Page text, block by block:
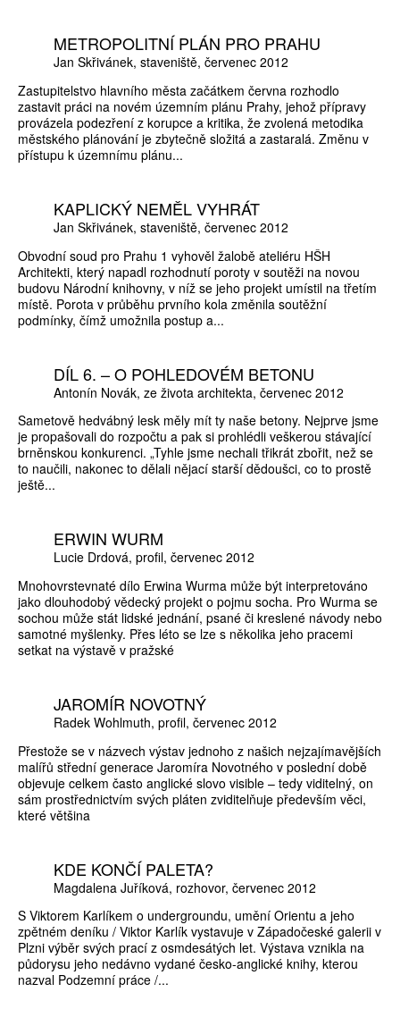
METROPOLITNÍ PLÁN PRO PRAHU
Jan Skřivánek staveniště červenec 2012
Zastupitelstvo hlavního města začátkem června rozhodlo
zastavit práci na novém územním plánu Prahy, jehož přípravy
provázela podezření z korupce a kritika, že zvolená metodika
městského plánování je zbytečně složitá a zastaralá. Změnu v
přístupu k územnímu plánu...
KAPLICKÝ NEMĚL VYHRÁT
Jan Skřivánek staveniště červenec 2012
Obvodní soud pro Prahu 1 vyhověl žalobě ateliéru HŠH
Architekti, který napadl rozhodnutí poroty v soutěži na novou
budovu Národní knihovny, v níž se jeho projekt umístil na třetím
místě. Porota v průběhu prvního kola změnila soutěžní
podmínky, čímž umožnila postup a...
DÍL 6. – O POHLEDOVÉM BETONU
Antonín Novák ze života architekta červenec 2012
Sametově hedvábný lesk měly mít ty naše betony. Nejprve jsme
je propašovali do rozpočtu a pak si prohlédli veškerou stávající
brněnskou konkurenci. „Tyhle jsme nechali třikrát zbořit, než se
to naučili, nakonec to dělali nějací starší dědoušci, co to prostě
ještě...
ERWIN WURM
Lucie Drdová profil červenec 2012
Mnohovrstevnaté dílo Erwina Wurma může být interpretováno
jako dlouhodobý vědecký projekt o pojmu socha. Pro Wurma se
sochou může stát lidské jednání, psané či kreslené návody nebo
samotné myšlenky. Přes léto se lze s několika jeho pracemi
setkat na výstavě v pražské
JAROMÍR NOVOTNÝ
Radek Wohlmuth profil červenec 2012
Přestože se v názvech výstav jednoho z našich nejzajímavějších
malířů střední generace Jaromíra Novotného v poslední době
objevuje celkem často anglické slovo visible – tedy viditelný, on
sám prostřednictvím svých pláten zviditelňuje především věci,
které většina
KDE KONČÍ PALETA?
Magdalena Juříková rozhovor červenec 2012
S Viktorem Karlíkem o undergroundu, umění Orientu a jeho
zpětném deníku / Viktor Karlík vystavuje v Západočeské galerii v
Plzni výběr svých prací z osmdesátých let. Výstava vznikla na
půdorysu jeho nedávno vydané česko-anglické knihy, kterou
nazval Podzemní práce /...